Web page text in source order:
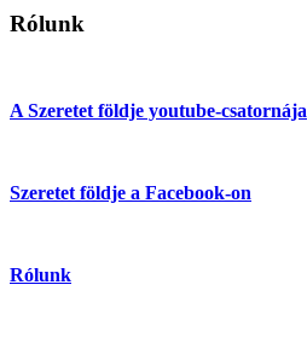
Rólunk
A Szeretet földje youtube-csatornája
Szeretet földje a Facebook-on
Rólunk